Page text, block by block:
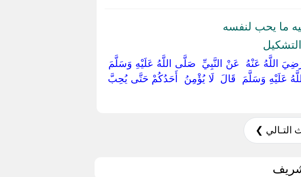
ما يحب لنفسه
اللَّهُ عَنْهُ ‏ ‏عَنْ النَّبِيِّ ‏ ‏صَلَّى اللَّهُ عَلَيْهِ وَسَلَّمَ
عَلَيْهِ وَسَلَّمَ ‏ ‏قَالَ ‏ ‏لَا يُؤْمِنُ ‏ ‏أَحَدُكُمْ حَتَّى يُحِبَّ
التـالي ❯